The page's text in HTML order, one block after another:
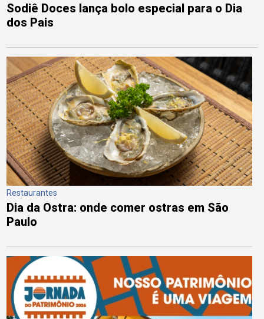
Sodiê Doces lança bolo especial para o Dia
dos Pais
Restaurantes
Dia da Ostra: onde comer ostras em São
Paulo